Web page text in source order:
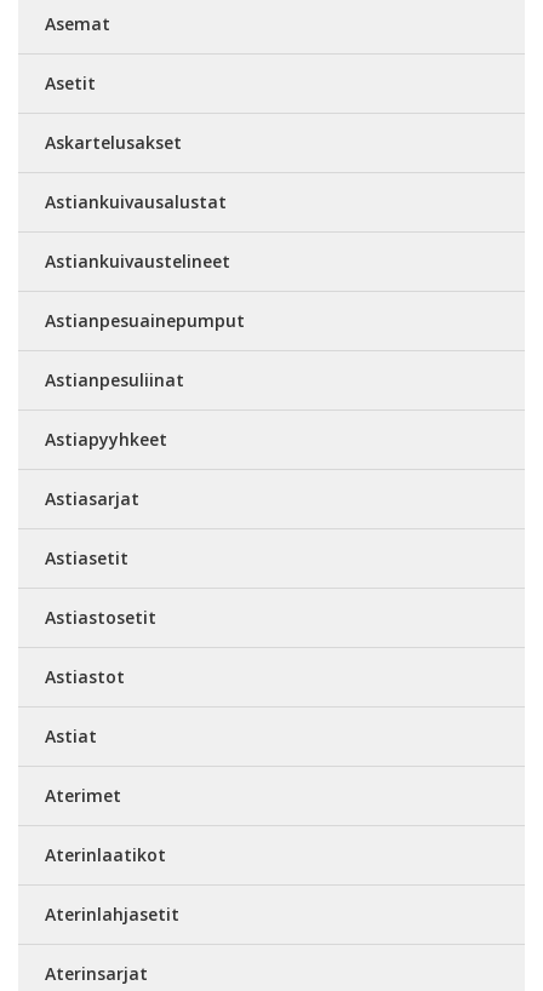
Asemat
Asetit
Askartelusakset
Astiankuivausalustat
Astiankuivaustelineet
Astianpesuainepumput
Astianpesuliinat
Astiapyyhkeet
Astiasarjat
Astiasetit
Astiastosetit
Astiastot
Astiat
Aterimet
Aterinlaatikot
Aterinlahjasetit
Aterinsarjat